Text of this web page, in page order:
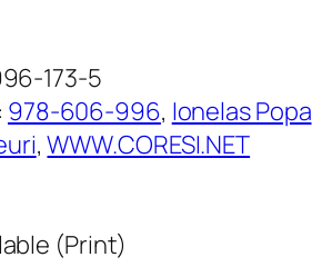
173-5
978-606-996, Ionelas Popa
, WWW.CORESI.NET
(Print)